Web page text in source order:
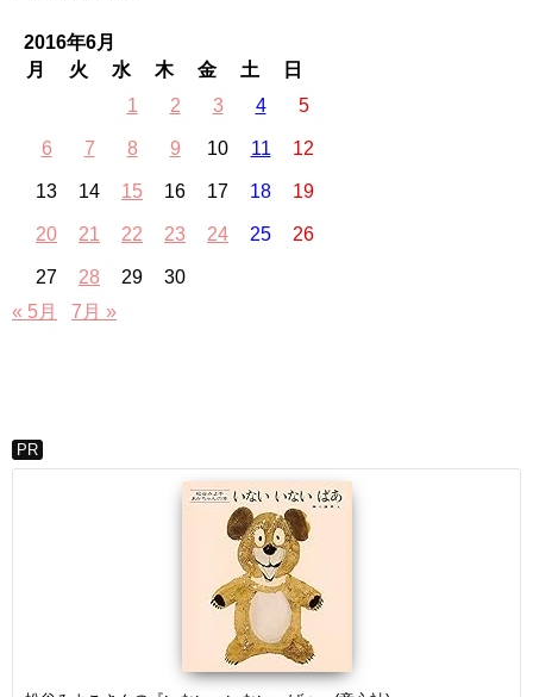
2016年6月
月
火 水 木 金 土
日
1
2 3 4 5
6 7 8 9 10 11 12
13 14 15 16 17 18 19
20 21 22 23 24 25 26
27 28 29
30
« 5月
7月 »
PR